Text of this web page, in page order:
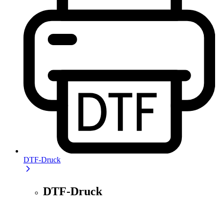
DTF-Druck
DTF-Druck